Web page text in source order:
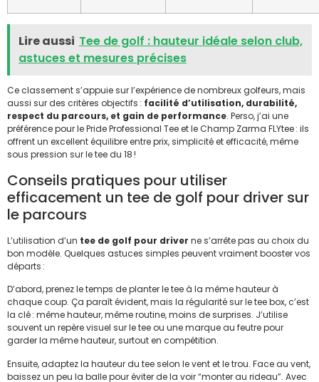
Lire aussi Tee de golf : hauteur idéale selon club,
astuces et mesures précises
Ce classement s’appuie sur l’expérience de nombreux golfeurs, mais
aussi sur des critères objectifs : facilité d’utilisation, durabilité,
respect du parcours, et gain de performance. Perso, j’ai une
préférence pour le Pride Professional Tee et le Champ Zarma FLYtee : ils
offrent un excellent équilibre entre prix, simplicité et efficacité, même
sous pression sur le tee du 18 !
Conseils pratiques pour utiliser
efficacement un tee de golf pour driver sur
le parcours
L’utilisation d’un tee de golf pour driver ne s’arrête pas au choix du
bon modèle. Quelques astuces simples peuvent vraiment booster vos
départs :
D’abord, prenez le temps de planter le tee à la même hauteur à
chaque coup. Ça paraît évident, mais la régularité sur le tee box, c’est
la clé : même hauteur, même routine, moins de surprises. J’utilise
souvent un repère visuel sur le tee ou une marque au feutre pour
garder la même hauteur, surtout en compétition.
Ensuite, adaptez la hauteur du tee selon le vent et le trou. Face au vent,
baissez un peu la balle pour éviter de la voir “monter au rideau”. Avec